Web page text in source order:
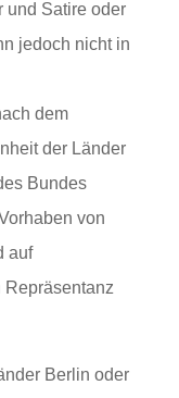
und Satire oder
jedoch nicht in
dem
der Länder
Bundes
von
auf
Repräsentanz
Berlin oder